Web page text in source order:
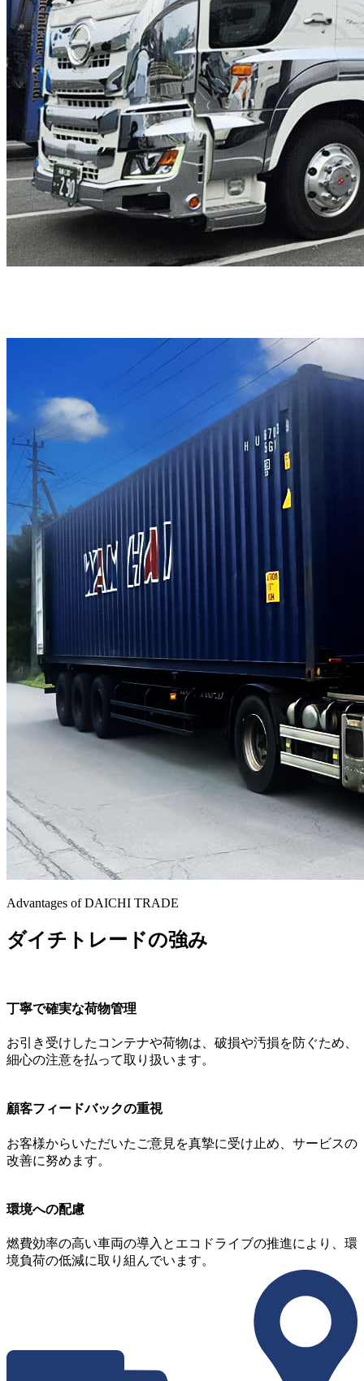
Advantages of DAICHI TRADE
ダイチトレードの強み
丁寧で確実な荷物管理
お引き受けしたコンテナや荷物は、破損や汚損を防ぐため、
細心の注意を払って取り扱います。
顧客フィードバックの重視
お客様からいただいたご意見を真摯に受け止め、サービスの
改善に努めます。
環境への配慮
燃費効率の高い車両の導入とエコドライブの推進により、環
境負荷の低減に取り組んでいます。